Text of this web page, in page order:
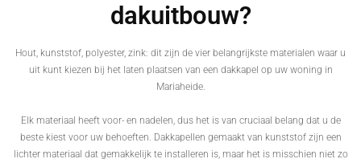
dakuitbouw?
Hout, kunststof, polyester, zink: dit zijn de vier belangrijkste materialen waar u
uit kunt kiezen bij het laten plaatsen van een dakkapel op uw woning in
Mariaheide.
Elk materiaal heeft voor- en nadelen, dus het is van cruciaal belang dat u de
beste kiest voor uw behoeften. Dakkapellen gemaakt van kunststof zijn een
lichter materiaal dat gemakkelijk te installeren is, maar het is misschien niet zo